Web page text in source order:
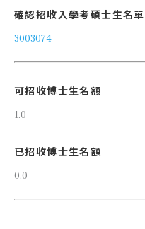
確認招收入學考碩士生名單
3003074
可招收博士生名額
1.0
已招收博士生名額
0.0